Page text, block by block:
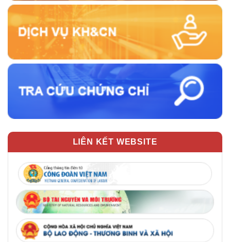
LIÊN KẾT WEBSITE